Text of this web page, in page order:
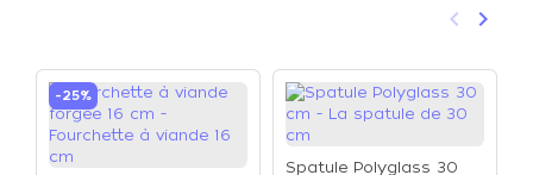
Précédent
keyboard_arrow_left keyboard_arrow_right
-25%
Spatule Polyglass 30